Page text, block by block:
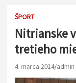
ŠPORT
Nitrianske
tretieho
4. marca 2014 admin